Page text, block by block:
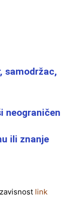
samodržac,
neograničen
ili znanje
link